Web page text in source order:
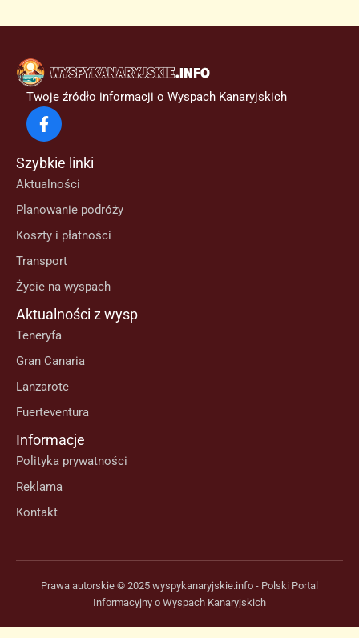
Twoje źródło informacji o Wyspach Kanaryjskich
Szybkie linki
Aktualności
Planowanie podróży
Koszty i płatności
Transport
Życie na wyspach
Aktualności z wysp
Teneryfa
Gran Canaria
Lanzarote
Fuerteventura
Informacje
Polityka prywatności
Reklama
Kontakt
Prawa autorskie © 2025 wyspykanaryjskie.info - Polski Portal
Informacyjny o Wyspach Kanaryjskich